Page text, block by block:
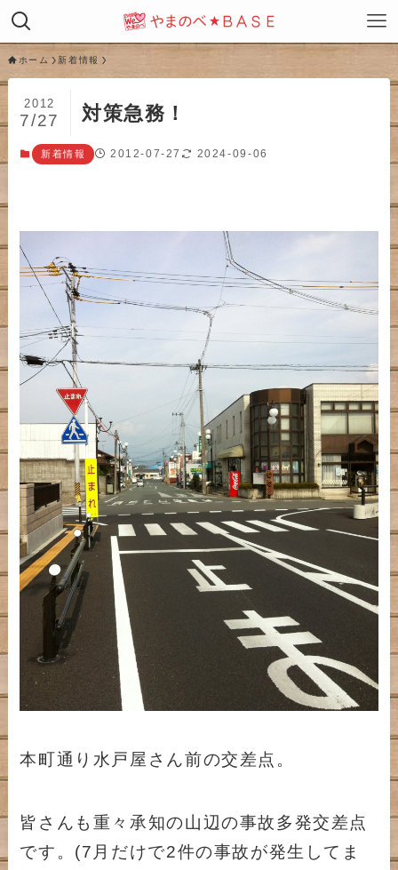
ホーム 新着情報
対策急務！
2012
7/27
新着情報 2012-07-27 2024-09-06
本町通り水戸屋さん前の交差点。
皆さんも重々承知の山辺の事故多発交差点
です。(7月だけで2件の事故が発生してま